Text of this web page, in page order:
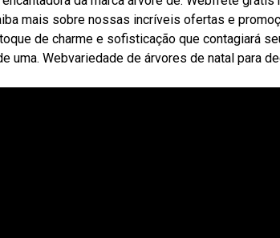
mais sobre nossas incríveis ofertas e
de charme e sofisticação que contagiará
uma. Webvariedade de árvores de natal para